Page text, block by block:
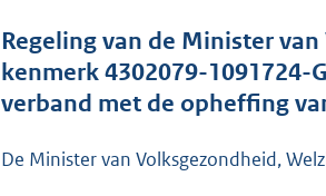
Regeling van de Minister
kenmerk 4302079-1091724-
verband met de opheffing
De Minister van Volksgezondheid,